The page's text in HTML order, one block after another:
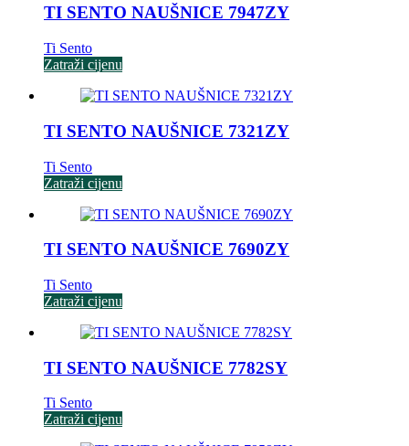
TI SENTO NAUŠNICE 7947ZY
Ti Sento
Zatraži cijenu
TI SENTO NAUŠNICE 7321ZY
Ti Sento
Zatraži cijenu
TI SENTO NAUŠNICE 7690ZY
Ti Sento
Zatraži cijenu
TI SENTO NAUŠNICE 7782SY
Ti Sento
Zatraži cijenu